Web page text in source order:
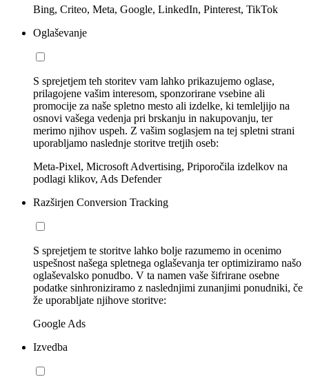
Bing, Criteo, Meta, Google, LinkedIn, Pinterest, TikTok
Oglaševanje
S sprejetjem teh storitev vam lahko prikazujemo oglase,
prilagojene vašim interesom, sponzorirane vsebine ali
promocije za naše spletno mesto ali izdelke, ki temleljijo na
osnovi vašega vedenja pri brskanju in nakupovanju, ter
merimo njihov uspeh. Z vašim soglasjem na tej spletni strani
uporabljamo naslednje storitve tretjih oseb:
Meta-Pixel, Microsoft Advertising, Priporočila izdelkov na
podlagi klikov, Ads Defender
Razširjen Conversion Tracking
S sprejetjem te storitve lahko bolje razumemo in ocenimo
uspešnost našega spletnega oglaševanja ter optimiziramo našo
oglaševalsko ponudbo. V ta namen vaše šifrirane osebne
podatke sinhroniziramo z naslednjimi zunanjimi ponudniki, če
že uporabljate njihove storitve:
Google Ads
Izvedba